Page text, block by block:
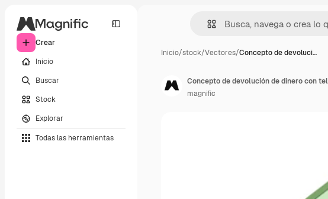
Crear
Inicio
Buscar
Stock
Explorar
Todas las herramientas
Inicio/stock/Vectores/Concepto de devoluci…
Concepto de devolución de dinero con
magnific